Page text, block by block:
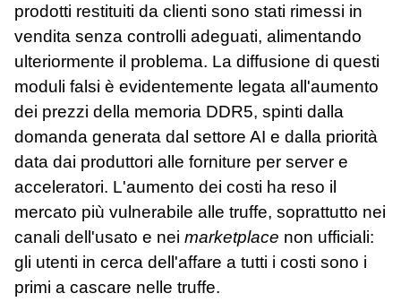
prodotti restituiti da clienti sono stati rimessi in
vendita senza controlli adeguati, alimentando
ulteriormente il problema. La diffusione di questi
moduli falsi è evidentemente legata all'aumento
dei prezzi della memoria DDR5, spinti dalla
domanda generata dal settore AI e dalla priorità
data dai produttori alle forniture per server e
acceleratori. L'aumento dei costi ha reso il
mercato più vulnerabile alle truffe, soprattutto nei
canali dell'usato e nei marketplace non ufficiali:
gli utenti in cerca dell'affare a tutti i costi sono i
primi a cascare nelle truffe.